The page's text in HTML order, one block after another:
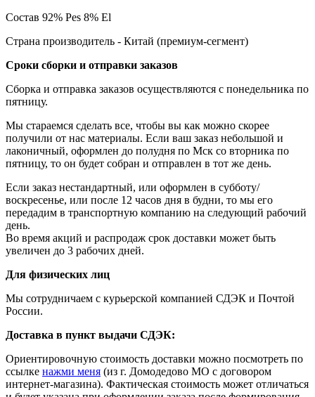
Состав 92% Pes 8% El
Страна производитель - Китай (премиум-сегмент)
Сроки сборки и отправки заказов
Сборка и отправка заказов осуществляются с понедельника по
пятницу.
Мы стараемся сделать все, чтобы вы как можно скорее
получили от нас материалы. Если ваш заказ небольшой и
лаконичный, оформлен до полудня по Мск со вторника по
пятницу, то он будет собран и отправлен в тот же день.
Если заказ нестандартный, или оформлен в субботу/
воскресенье, или после 12 часов дня в будни, то мы его
передадим в транспортную компанию на следующий рабочий
день.
Во время акций и распродаж срок доставки может быть
увеличен до 3 рабочих дней.
Для физических лиц
Мы сотрудничаем с курьерской компанией СДЭК и Почтой
России.
Доставка в пункт выдачи СДЭК:
Ориентировочную стоимость доставки можно посмотреть по
ссылке нажми меня (из г. Домодедово МО с договором
интернет-магазина). Фактическая стоимость может отличаться